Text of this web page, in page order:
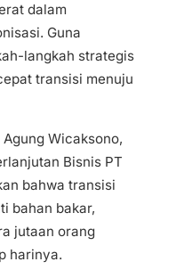
dalam
Guna
langkah strategis
transisi menuju
Wicaksono,
Bisnis PT
bahwa transisi
bahan bakar,
jutaan orang
harinya.